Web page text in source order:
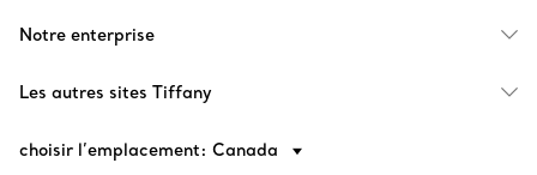
Notre enterprise
Les autres sites Tiffany
choisir l’emplacement: Canada